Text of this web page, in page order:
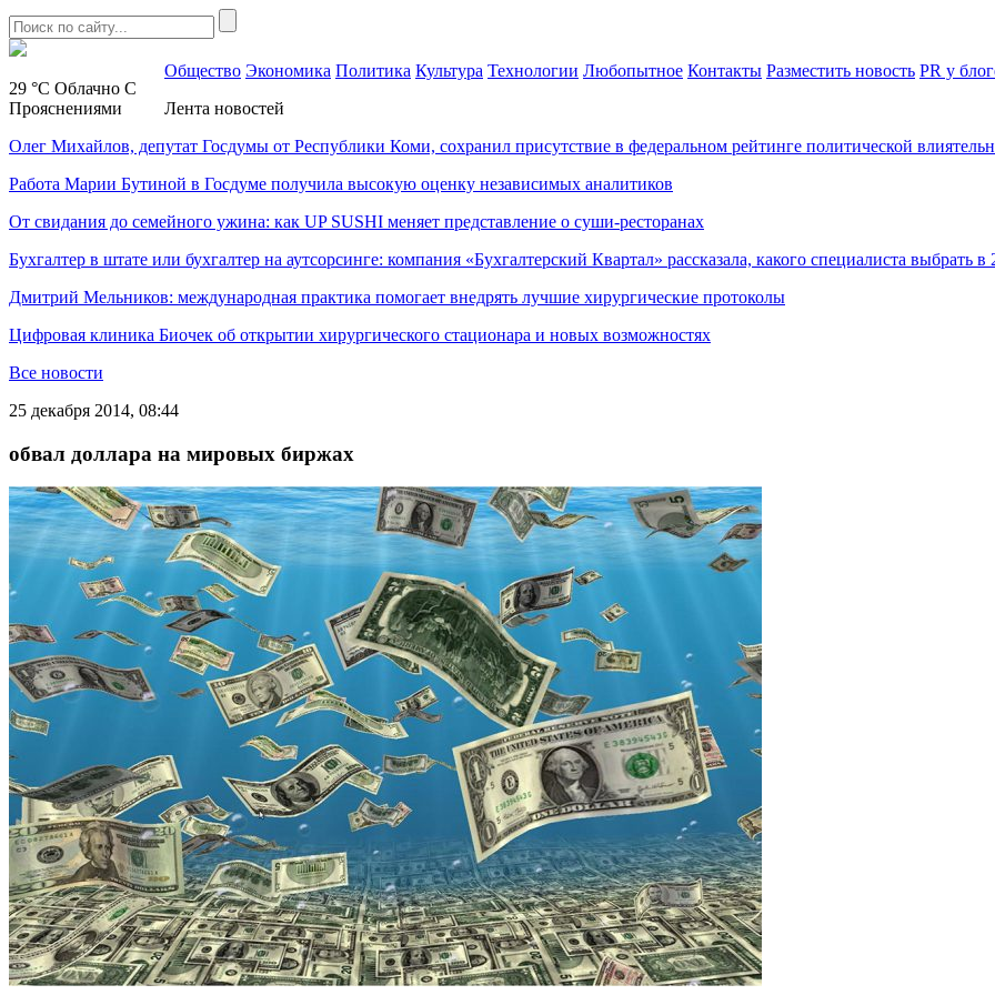
29 °C Облачно С
Прояснениями
Общество Экономика Политика Культура Технологии Любопытное Контакты Разместить новость PR у
Лента новостей
Олег Михайлов, депутат Госдумы от Республики Коми, сохранил присутствие в федеральном рейтинге политической
Работа Марии Бутиной в Госдуме получила высокую оценку независимых аналитиков
От свидания до семейного ужина: как UP SUSHI меняет представление о суши-ресторанах
Бухгалтер в штате или бухгалтер на аутсорсинге: компания «Бухгалтерский Квартал» рассказала, какого специалиста выбрать в
Дмитрий Мельников: международная практика помогает внедрять лучшие хирургические протоколы
Цифровая клиника Биочек об открытии хирургического стационара и новых возможностях
Все новости
25 декабря 2014, 08:44
обвал доллара на мировых биржах